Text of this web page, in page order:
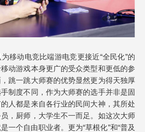
移动电竞比端游电竞更接近“全民化”的
动游戏本身更广的受众类型和更低的参
跳一跳大师赛的优势显然更为得天独厚
制度不同，作为大师赛的选手并非是固
人都是来自各行业的民间大神，其所处
，厨师，大学生不一而足。如这次大师
一个自由职业者。更为“草根化”和“普及